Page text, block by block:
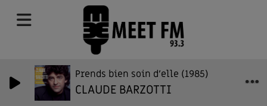
Prends bien soin d'elle (1985)
CLAUDE BARZOTTI